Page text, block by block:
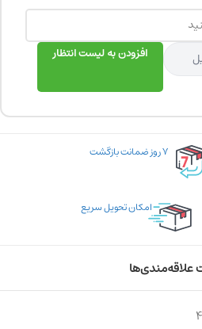
افزودن به لیست انتظار
۷ روز ضمانت بازگشت
امکان تحویل سریع
علاقه‌مندی‌ها